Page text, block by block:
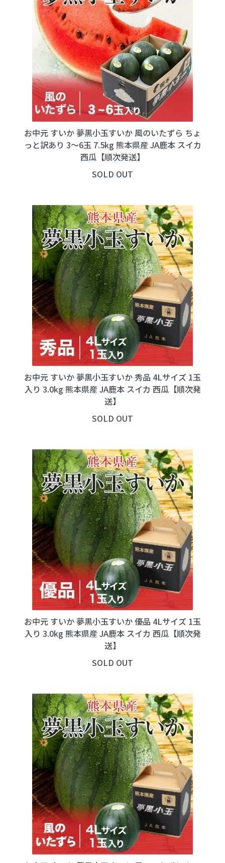
お中元 すいか 夢黒小玉すいか 風のいたずら ちょ
っと訳あり 3～6玉 7.5kg 熊本県産 JA鹿本 スイカ
西瓜【順次発送】
SOLD OUT
お中元 すいか 夢黒小玉すいか 秀品 4Lサイズ 1玉
入り 3.0kg 熊本県産 JA鹿本 スイカ 西瓜【順次発
送】
SOLD OUT
お中元 すいか 夢黒小玉すいか 優品 4Lサイズ 1玉
入り 3.0kg 熊本県産 JA鹿本 スイカ 西瓜【順次発
送】
SOLD OUT